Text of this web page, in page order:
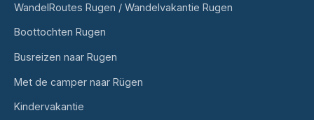
WandelRoutes Rugen / Wandelvakantie Rugen
Boottochten Rugen
Busreizen naar Rugen
Met de camper naar Rügen
Kindervakantie